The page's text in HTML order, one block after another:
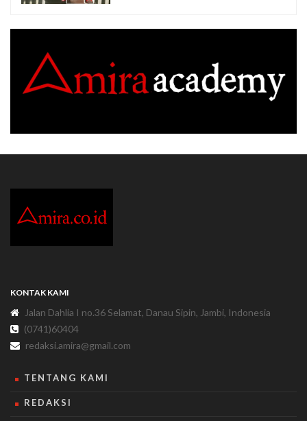
KONTAK KAMI
Jalan Dahlia I no.36 Selamat, Danau Sipin, Jambi, Indonesia
(0741)60404
redaksi.amira@gmail.com
TENTANG KAMI
REDAKSI